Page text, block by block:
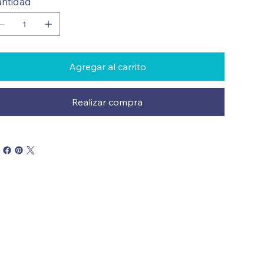
Agregar al carrito
Realizar compra